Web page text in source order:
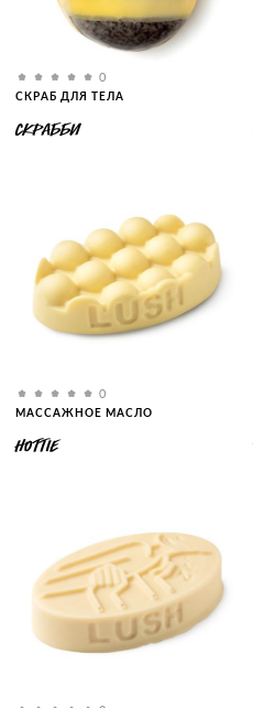
0
СКРАБ ДЛЯ ТЕЛА
СКРАББИ
0
МАССАЖНОЕ МАСЛО
HOTTIE